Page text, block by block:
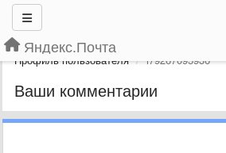
Яндекс.Почта
Профиль пользователя i79267095936
Ваши комментарии